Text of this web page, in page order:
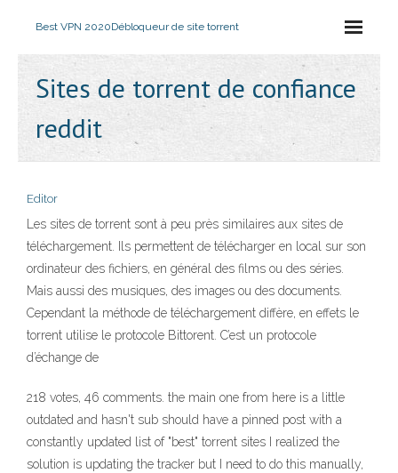
Best VPN 2020Débloqueur de site torrent
Sites de torrent de confiance
reddit
Editor
Les sites de torrent sont à peu près similaires aux sites de
téléchargement. Ils permettent de télécharger en local sur son
ordinateur des fichiers, en général des films ou des séries.
Mais aussi des musiques, des images ou des documents.
Cependant la méthode de téléchargement diffère, en effets le
torrent utilise le protocole Bittorent. C’est un protocole
d’échange de
218 votes, 46 comments. the main one from here is a little
outdated and hasn't sub should have a pinned post with a
constantly updated list of "best" torrent sites I realized the
solution is updating the tracker but I need to do this manually,